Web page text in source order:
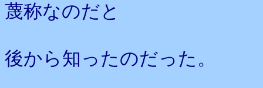
蔑称なのだと
後から知ったのだった。